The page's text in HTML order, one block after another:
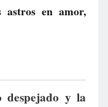
astros en amor,
despejado y la